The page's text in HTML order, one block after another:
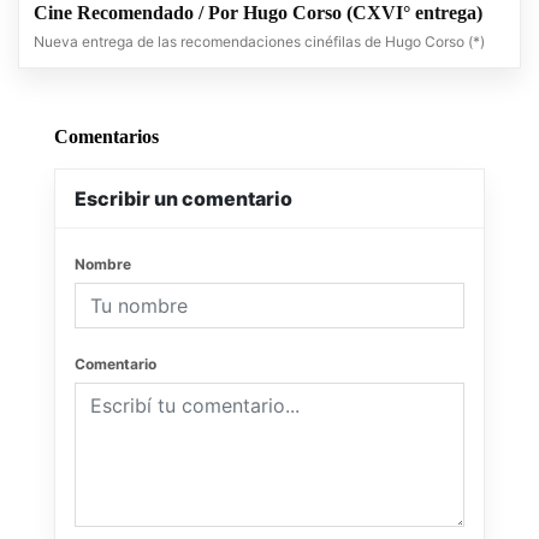
Cine Recomendado / Por Hugo Corso (CXVI° entrega)
Nueva entrega de las recomendaciones cinéfilas de Hugo Corso (*)
Comentarios
Escribir un comentario
Nombre
Comentario